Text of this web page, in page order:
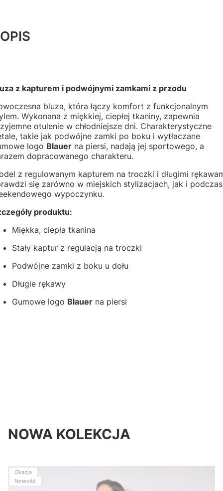
OPIS
z kapturem i podwójnymi zamkami z przodu
bluza, która łączy komfort z funkcjonalnym
Wykonana z miękkiej, ciepłej tkaniny, zapewnia
otulenie w chłodniejsze dni. Charakterystyczne
takie jak podwójne zamki po boku i wytłaczane
logo Blauer na piersi, nadają jej sportowego, a
dopracowanego charakteru.
z regulowanym kapturem na troczki i długimi
się zarówno w miejskich stylizacjach, jak i podczas
wypoczynku.
produktu:
Miękka, ciepła tkanina
Stały kaptur z regulacją na troczki
Podwójne zamki z boku u dołu
Długie rękawy
Gumowe logo Blauer na piersi
NOWA KOLEKCJA
Okazja
Nowość